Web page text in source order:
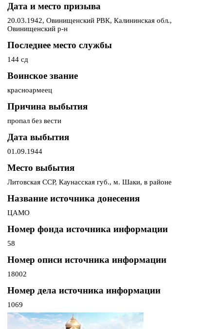
Дата и место призыва
20.03.1942, Овинищенский РВК, Калининская обл.,
Овинищенский р-н
Последнее место службы
144 сд
Воинское звание
красноармеец
Причина выбытия
пропал без вести
Дата выбытия
01.09.1944
Место выбытия
Литовская ССР, Каунасская губ., м. Шаки, в районе
Название источника донесения
ЦАМО
Номер фонда источника информации
58
Номер описи источника информации
18002
Номер дела источника информации
1069